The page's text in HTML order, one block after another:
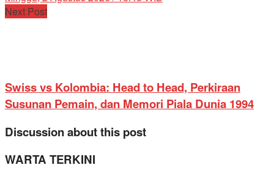
Next Post
Swiss vs Kolombia: Head to Head, Perkiraan
Susunan Pemain, dan Memori Piala Dunia 1994
Discussion about this post
WARTA TERKINI